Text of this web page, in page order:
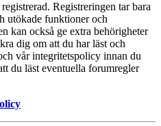
Registreringen tar bara
utökade funktioner och
kan också ge extra behörigheter
dig om att du har läst och
vår integritetspolicy innan du
du läst eventuella forumregler